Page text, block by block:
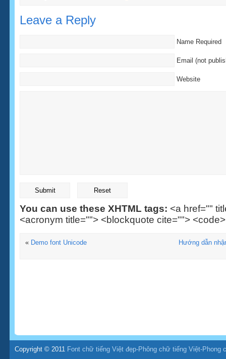
Leave a Reply
Name Required
Email (not
Website
You can use these XHTML tags: <a href=""
<acronym title=""> <blockquote cite="">
« Demo font Unicode Hướng dẫn
Copyright © 2011 Font chữ tiếng Việt đẹp-Phông chữ tiếng Việt-Phong